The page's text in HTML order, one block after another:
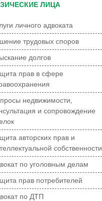
ЛИЦА
личного адвоката
трудовых споров
долгов
прав в сфере
недвижимости,
и сопровождение
авторских прав и
собственности
по уголовным делам
прав потребителей
по ДТП